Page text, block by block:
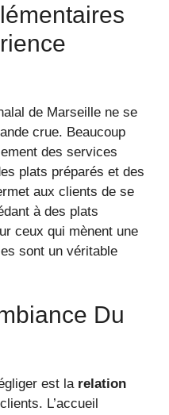
de Marseille ne se
crue. Beaucoup
des services
plats préparés et des
aux clients de se
à des plats
ceux qui mènent une
sont un véritable
Du
est la relation
L’accueil